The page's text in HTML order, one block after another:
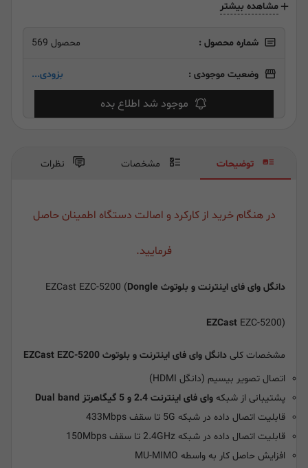
مشاهده بیشتر
شماره محصول : محصول 569
وضعیت موجودی : بزودی...
موجود شد اطلاع بده
در هنگام خرید از کارکرد و اصالت دستگاه اطمینان حاصل
فرمایید.
دانگل وای فای اینترنت و بلوتوث Dongle
EZCast EZC-5200)
مشخصات کلی دانگل وای فای اینترنت و بلوتوث EZCast EZC-5200
اتصال تصویر بیسیم (دانگل HDMI)
پشتیبانی از شبکه وای فای اینترنت 2.4 و 5 گیگاهرتز
Dual band
قابلیت اتصال داده در شبکه 5G تا سقف 433Mbps
قابلیت اتصال داده در شبکه 2.4GHz تا سقف 150Mbps
افزایش حاصل کار به واسطه MU-MIMO